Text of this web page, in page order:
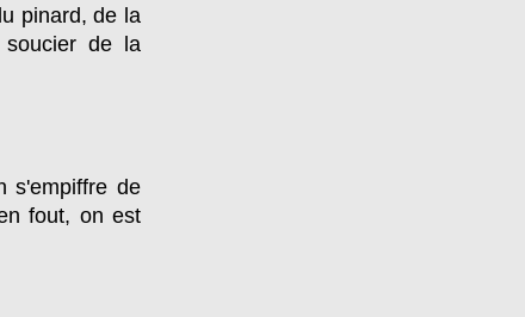
pinard, de la
de la
s'empiffre de
fout, on est